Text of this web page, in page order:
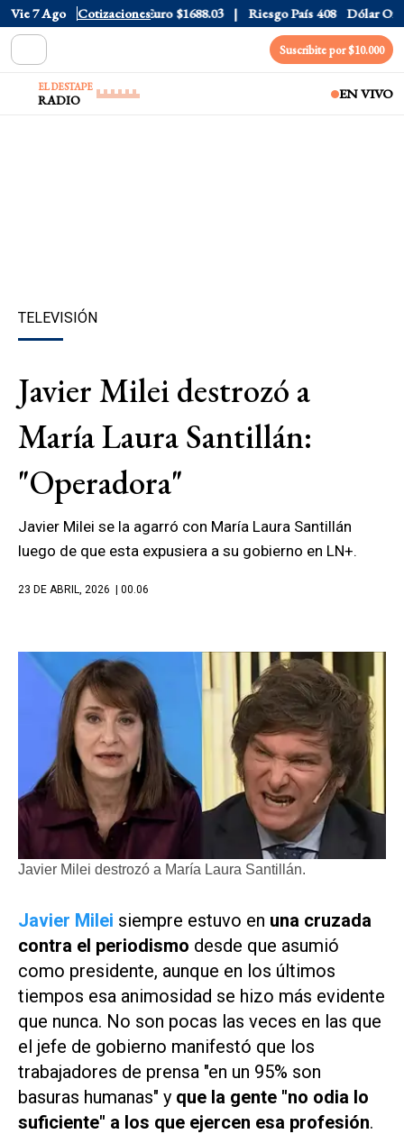
Vie 7 Ago Cotizaciones
CCL $1577.3 Euro $1688.03 Riesgo País 408 Dólar Oficial
Suscribite por $10.000
EL DESTAPE
RADIO EN VIVO
TELEVISIÓN
Javier Milei destrozó a
María Laura Santillán:
"Operadora"
Javier Milei se la agarró con María Laura Santillán
luego de que esta expusiera a su gobierno en LN+.
23 DE ABRIL, 2026 | 00.06
Javier Milei destrozó a María Laura Santillán.
Javier Milei siempre estuvo en una cruzada
contra el periodismo desde que asumió
como presidente, aunque en los últimos
tiempos esa animosidad se hizo más evidente
que nunca. No son pocas las veces en las que
el jefe de gobierno manifestó que los
trabajadores de prensa "en un 95% son
basuras humanas" y que la gente "no odia lo
suficiente" a los que ejercen esa profesión.